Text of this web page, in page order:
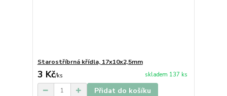
Starostříbrná křídla, 17x10x2,5mm
3 Kč/ks skladem 137 ks
Přidat do košíku